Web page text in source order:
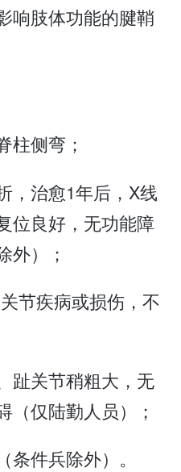
响肢体功能的腱鞘
柱侧弯；
，治愈1年后，X线
位良好，无功能障
外）；
节疾病或损伤，不
趾关节稍粗大，无
（仅陆勤人员）；
条件兵除外）。